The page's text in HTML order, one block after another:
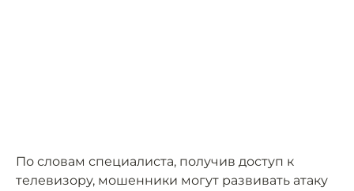
По словам специалиста, получив доступ к
телевизору, мошенники могут развивать атаку